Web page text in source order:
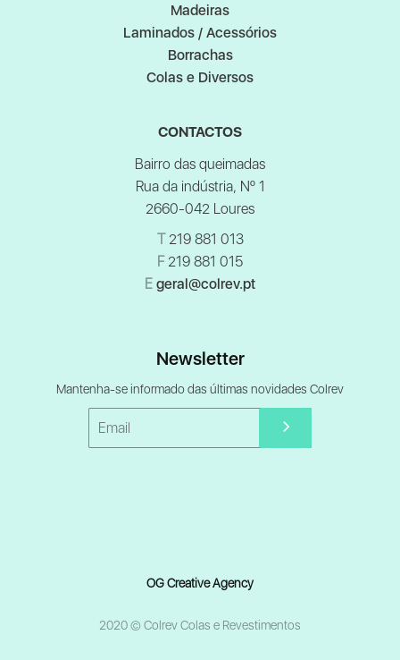
Madeiras
Laminados / Acessórios
Borrachas
Colas e Diversos
CONTACTOS
Bairro das queimadas
Rua da indústria, Nº 1
2660-042 Loures
T219 881 013
F219 881 015
E geral@colrev.pt
Newsletter
Mantenha-se informado das últimas novidades Colrev
OG Creative Agency
2020 © Colrev Colas e Revestimentos